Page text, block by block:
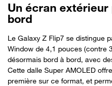
Un écran
bord
Le Galaxy Z Flip7 se distingue
Window de 4,1 pouces (contre
désormais bord à bord, avec
Cette dalle Super AMOLED
première sur ce format, et